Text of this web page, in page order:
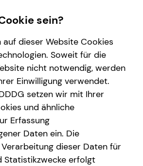
sein?
dieser Website Cookies
Soweit für die
nicht notwendig, werden
Einwilligung verwendet.
setzen wir mit Ihrer
und ähnliche
Erfassung
Daten ein. Die
dieser Daten für
Statistikzwecke erfolgt